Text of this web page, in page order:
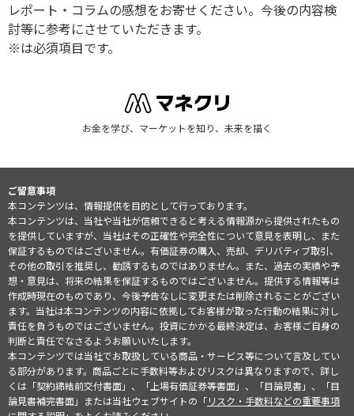
レポート・コラムの感想をお寄せください。今後の内容検
討等に参考にさせていただきます。
※は必須項目です。
お金を学び、マーケットを知り、未来を描く
ご留意事項
本コンテンツは、情報提供を目的として行っております。
本コンテンツは、当社や当社が信頼できると考える情報源から提供されたもの
を提供していますが、当社はその正確性や完全性について意見を表明し、また
保証するものではございません。有価証券の購入、売却、デリバティブ取引、
その他の取引を推奨し、勧誘するものではありません。また、過去の実績や予
想・意見は、将来の結果を保証するものではございません。提供する情報等は
作成時現在のものであり、今後予告なしに変更または削除されることがござい
ます。当社は本コンテンツの内容に依拠してお客様が取った行動の結果に対し
責任を負うものではございません。投資にかかる最終決定は、お客様ご自身の
判断と責任でなさるようお願いいたします。
本コンテンツでは当社でお取扱している商品・サービス等について言及してい
る部分があります。商品ごとに手数料等およびリスクは異なりますので、詳し
くは「契約締結前交付書面」、「上場有価証券等書面」、「目論見書」、「目
論見書補完書面」または当社ウェブサイトの「リスク・手数料などの重要事項